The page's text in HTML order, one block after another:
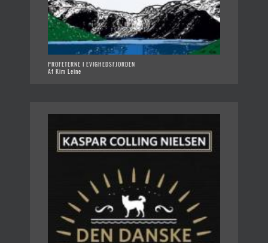
PROFETERNE I EVIGHEDSFJORDEN
Af Kim Leine